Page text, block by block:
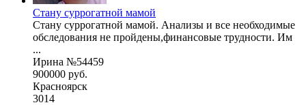
Стану суррогатной мамой
Стану суррогатной мамой. Анализы и все необходимые
обследования не пройдены,финансовые трудности. Им
...
Ирина №54459
900000 руб.
Красноярск
3014